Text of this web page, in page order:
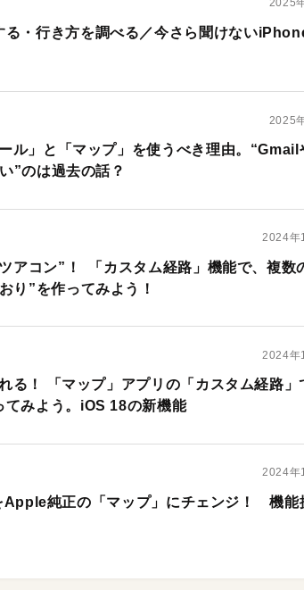
2025
る・行き方を調べる／今さら聞けない
2025
ル」と「マップ」を使うべき理由。“Gmail
”のは過去の話？
2024年
アコン”！ 「カスタム経路」機能で、複数
り”を作ってみよう！
2024年
る！ 「マップ」アプリの「カスタム経路」
てみよう。iOS 18の新機能
2024年
Apple純正の「マップ」にチェンジ！ 機能